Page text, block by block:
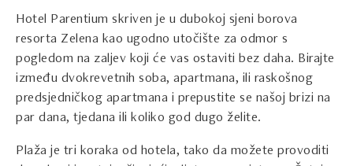
Hotel Parentium skriven je u dubokoj sjeni borova
resorta Zelena kao ugodno utočište za odmor s
pogledom na zaljev koji će vas ostaviti bez daha. Birajte
između dvokrevetnih soba, apartmana, ili raskošnog
predsjedničkog apartmana i prepustite se našoj brizi na
par dana, tjedana ili koliko god dugo želite.
Plaža je tri koraka od hotela, tako da možete provoditi